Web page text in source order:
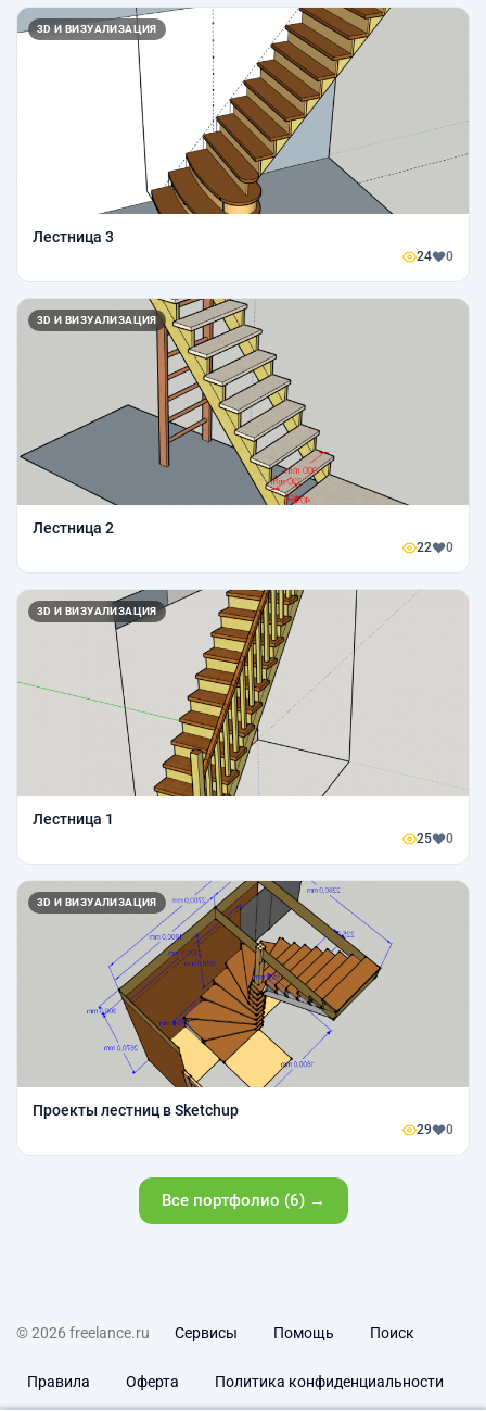
3D И ВИЗУАЛИЗАЦИЯ
Лестница 3
24 0
3D И ВИЗУАЛИЗАЦИЯ
Лестница 2
22 0
3D И ВИЗУАЛИЗАЦИЯ
Лестница 1
25 0
3D И ВИЗУАЛИЗАЦИЯ
Проекты лестниц в Sketchup
29 0
Все портфолио (6) →
© 2026 freelance.ru Сервисы Помощь Поиск
Правила Оферта Политика конфиденциальности